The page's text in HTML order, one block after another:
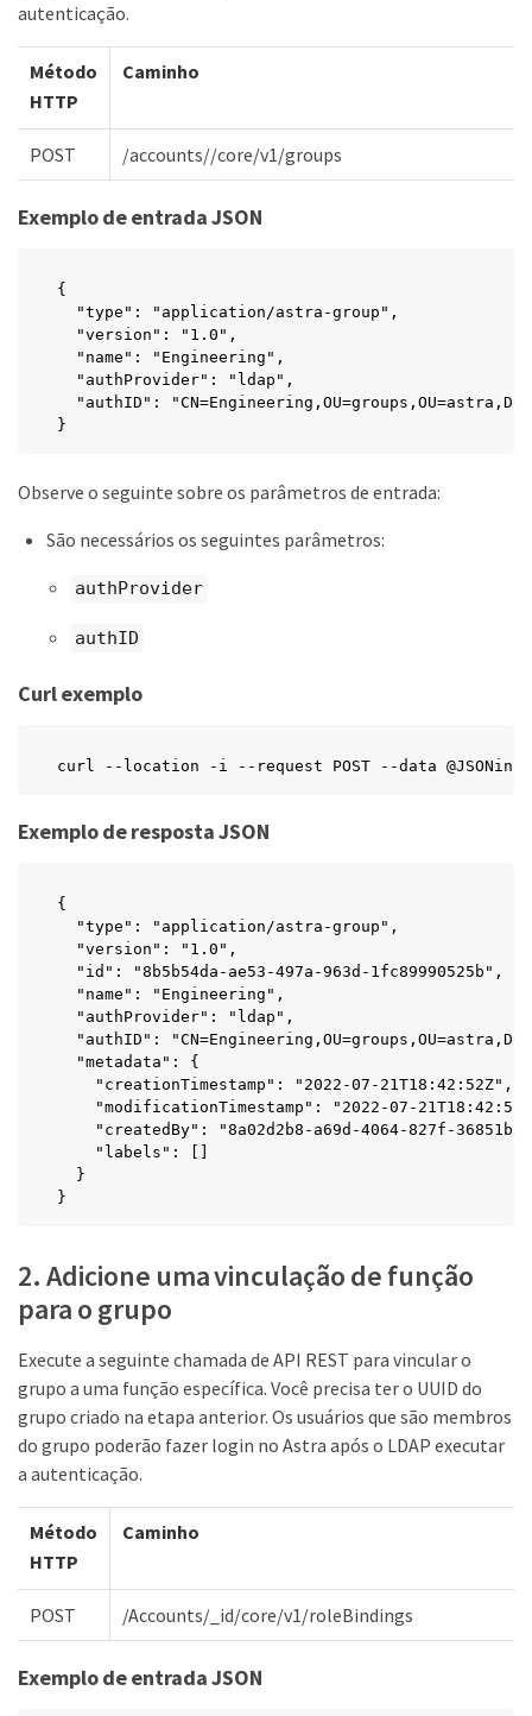
autenticação.
Método
HTTP
Caminho
POST /accounts//core/v1/groups
Exemplo de entrada JSON
{
  "type": "application/astra-group",
  "version": "1.0",
  "name": "Engineering",
  "authProvider": "ldap",
"authID":
}
Observe o seguinte sobre os parâmetros de entrada:
São necessários os seguintes parâmetros:
authProvider
authID
Curl exemplo
curl --location -i --request POST --data
Exemplo de resposta JSON
{
  "type": "application/astra-group",
  "version": "1.0",
  "id": "8b5b54da-ae53-497a-963d-1fc89990525b",
  "name": "Engineering",
  "authProvider": "ldap",
"authID":
  "metadata": {
    "creationTimestamp": "2022-07-21T18:42:52Z",
"modificationTimestamp": "2022-07-
"createdBy": "8a02d2b8-a69d-4064-827f-
    "labels": []
  }
}
2. Adicione uma vinculação de função
para o grupo
Execute a seguinte chamada de API REST para vincular o
grupo a uma função específica. Você precisa ter o UUID do
grupo criado na etapa anterior. Os usuários que são membros
do grupo poderão fazer login no Astra após o LDAP executar
a autenticação.
Método
HTTP
Caminho
POST /Accounts/_id/core/v1/roleBindings
Exemplo de entrada JSON